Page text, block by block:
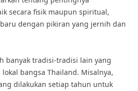
secara fisik maupun spiritual,
dengan pikiran yang jernih dan
banyak tradisi-tradisi lain yang
bangsa Thailand. Misalnya,
dilakukan setiap tahun untuk